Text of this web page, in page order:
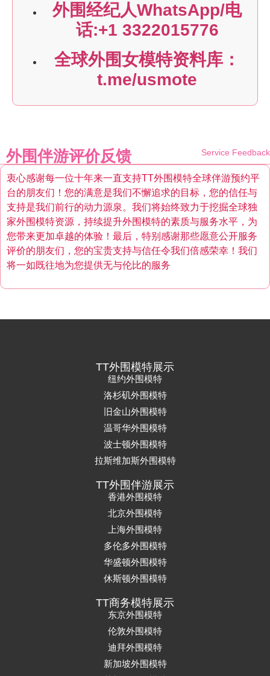
外围经纪人WhatsApp/电
话:+1 3322015776
全球外围女模特资料库：
t.me/usmote
外围伴游评价反馈 Service Feedback
衷心感谢每一位十年来一直支持TT外围模特全球伴游预约平
台的朋友们！您的满意是我们不懈追求的目标，您的信任与
支持是我们前行的动力源泉。我们将始终致力于挖掘全球独
家外围模特资源，持续提升外围模特的素质与服务水平，为
您带来更加卓越的体验！最后，特别感谢那些愿意公开服务
评价的朋友们，您的宝贵支持与信任令我们倍感荣幸！我们
将一如既往地为您提供无与伦比的服务
TT外围模特展示
纽约外围模特
洛杉矶外围模特
旧金山外围模特
温哥华外围模特
波士顿外围模特
拉斯维加斯外围模特
TT外围伴游展示
香港外围模特
北京外围模特
上海外围模特
多伦多外围模特
华盛顿外围模特
休斯顿外围模特
TT商务模特展示
东京外围模特
伦敦外围模特
迪拜外围模特
新加坡外围模特